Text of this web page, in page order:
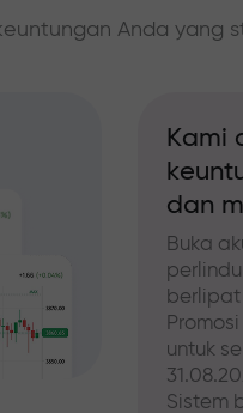
Anda yang
Kami
dan
Buka
untuk
Sistem